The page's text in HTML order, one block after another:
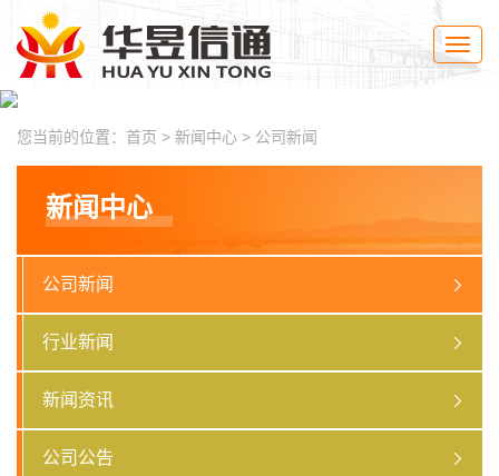
Toggle
您当前的位置： 首页 > 新闻中心 > 公司新闻
新闻中心
公司新闻
行业新闻
新闻资讯
公司公告